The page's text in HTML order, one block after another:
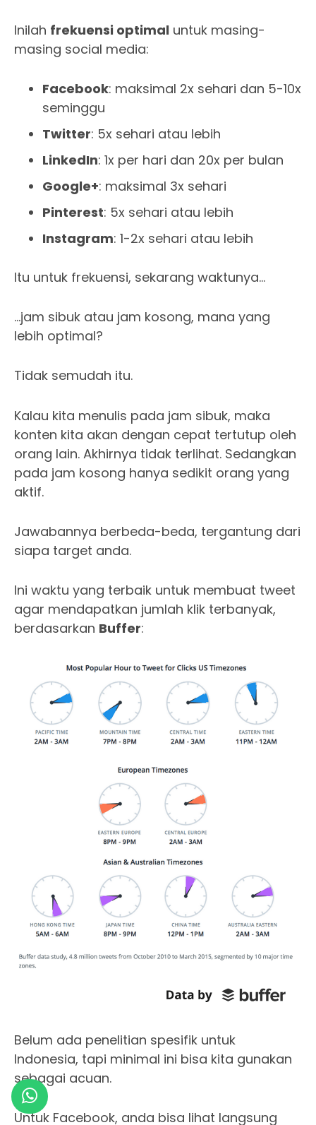
Inilah frekuensi optimal untuk masing-
masing social media:
Facebook: maksimal 2x sehari dan 5-10x
seminggu
Twitter: 5x sehari atau lebih
LinkedIn: 1x per hari dan 20x per bulan
Google+: maksimal 3x sehari
Pinterest: 5x sehari atau lebih
Instagram: 1-2x sehari atau lebih
Itu untuk frekuensi, sekarang waktunya…
…jam sibuk atau jam kosong, mana yang
lebih optimal?
Tidak semudah itu.
Kalau kita menulis pada jam sibuk, maka
konten kita akan dengan cepat tertutup oleh
orang lain. Akhirnya tidak terlihat. Sedangkan
pada jam kosong hanya sedikit orang yang
aktif.
Jawabannya berbeda-beda, tergantung dari
siapa target anda.
Ini waktu yang terbaik untuk membuat tweet
agar mendapatkan jumlah klik terbanyak,
berdasarkan Buffer:
Belum ada penelitian spesifik untuk
Indonesia, tapi minimal ini bisa kita gunakan
sebagai acuan.
Untuk Facebook, anda bisa lihat langsung